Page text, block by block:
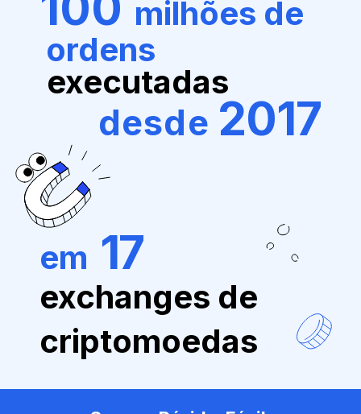
milhões de
ordens
executadas
desde 2017
em 17
exchanges de
criptomoedas